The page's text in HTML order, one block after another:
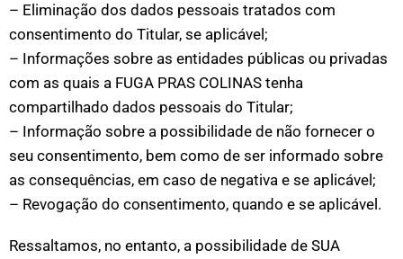
– Eliminação dos dados pessoais tratados com
consentimento do Titular, se aplicável;
– Informações sobre as entidades públicas ou privadas
com as quais a FUGA PRAS COLINAS tenha
compartilhado dados pessoais do Titular;
– Informação sobre a possibilidade de não fornecer o
seu consentimento, bem como de ser informado sobre
as consequências, em caso de negativa e se aplicável;
– Revogação do consentimento, quando e se aplicável.
Ressaltamos, no entanto, a possibilidade de SUA